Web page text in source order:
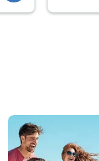
gevoeld en